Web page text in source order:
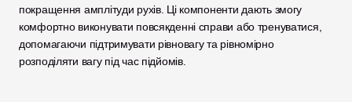
покращення амплітуди рухів. Ці компоненти дають змогу
комфортно виконувати повсякденні справи або тренуватися,
допомагаючи підтримувати рівновагу та рівномірно
розподіляти вагу під час підйомів.